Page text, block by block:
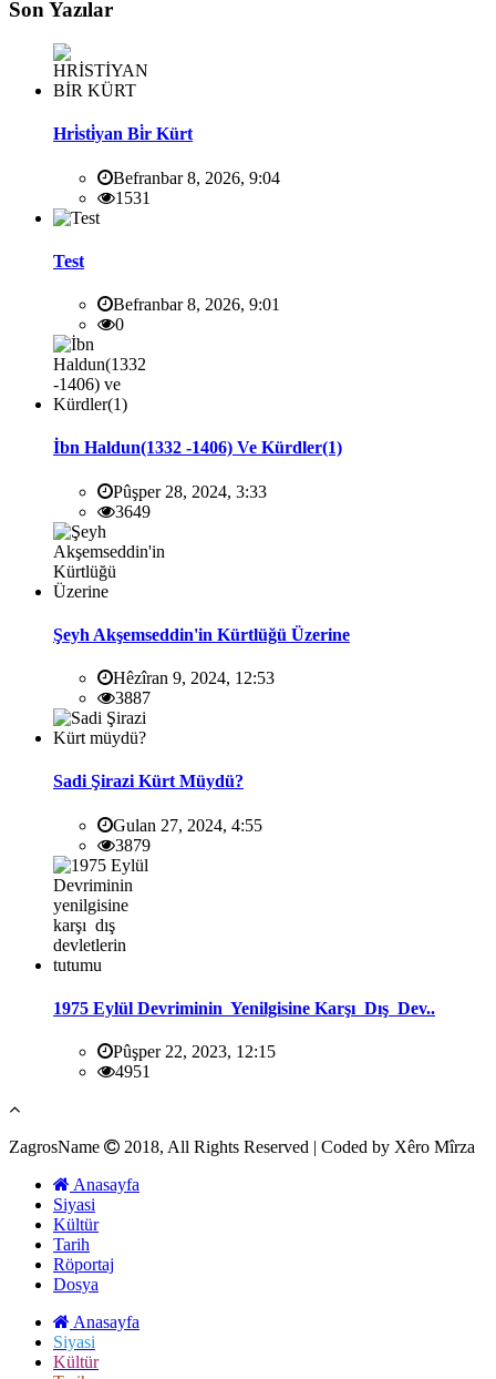
Son Yazılar
Hri̇sti̇yan Bi̇r Kürt
Befranbar 8, 2026, 9:04
1531
Test
Befranbar 8, 2026, 9:01
0
İbn Haldun(1332 -1406) Ve Kürdler(1)
Pûşper 28, 2024, 3:33
3649
Şeyh Akşemseddin'in Kürtlüğü Üzerine
Hêzîran 9, 2024, 12:53
3887
Sadi Şirazi Kürt Müydü?
Gulan 27, 2024, 4:55
3879
1975 Eylül Devriminin Yenilgisine Karşı Dış Dev..
Pûşper 22, 2023, 12:15
4951
ZagrosName
2018, All Rights Reserved | Coded by Xêro Mîrza
Anasayfa
Siyasi
Kültür
Tarih
Röportaj
Dosya
Anasayfa
Siyasi
Kültür